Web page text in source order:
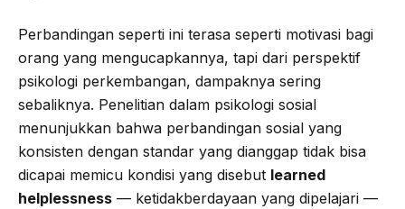
Perbandingan seperti ini terasa seperti motivasi bagi
orang yang mengucapkannya, tapi dari perspektif
psikologi perkembangan, dampaknya sering
sebaliknya. Penelitian dalam psikologi sosial
menunjukkan bahwa perbandingan sosial yang
konsisten dengan standar yang dianggap tidak bisa
dicapai memicu kondisi yang disebut learned
helplessness — ketidakberdayaan yang dipelajari —